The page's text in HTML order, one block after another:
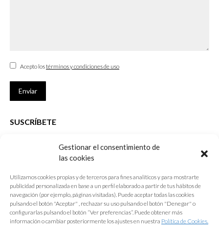
Gestionar el consentimiento de
las cookies
Utilizamos cookies propias y de terceros para fines analíticos y para mostrarte
publicidad personalizada en base a un perfil elaborado a partir de tus hábitos de
navegación (por ejemplo, páginas visitadas). Puede aceptar todas las cookies
pulsando el botón "Aceptar" , rechazar su uso pulsando el botón "Denegar" o
configurarlas pulsando el botón “Ver preferencias”. Puede obtener más
información o cambiar posteriormente los ajustes en nuestra Política de Cookies.
Acepto lostérminos y condiciones de uso
Enviar
SUSCRÍBETE
que desarrolla el Colegio de Arquitectos de Cádiz
E-mail *
Acepto lostérminos y condiciones de uso